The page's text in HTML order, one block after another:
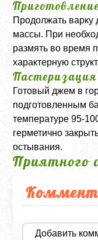
Продолжать варку
массы. При
размять во время
характерную
Готовый джем в
подготовленным
температуре 95-
герметично
остывания.
Приятного
Добавить